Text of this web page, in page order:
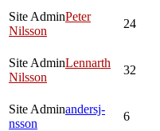
Site AdminPeter
Nilsson
24
Site AdminLennarth
Nilsson
32
Site Adminandersj-
nsson
6